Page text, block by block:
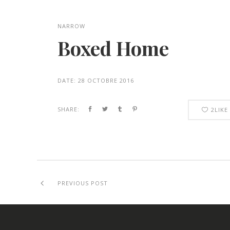
NARROW
Boxed Home
DATE: 28 OCTOBRE 2016
SHARE: 2LIKE
PREVIOUS POST